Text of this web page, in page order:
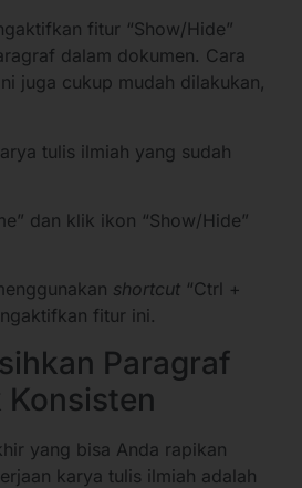
fitur “Show/Hide”
dalam dokumen. Cara
juga cukup mudah dilakukan,
tulis ilmiah yang sudah
dan klik ikon “Show/Hide”
shortcut “Ctrl +
fitur ini.
Paragraf
yang bisa Anda rapikan
karya tulis ilmiah adalah